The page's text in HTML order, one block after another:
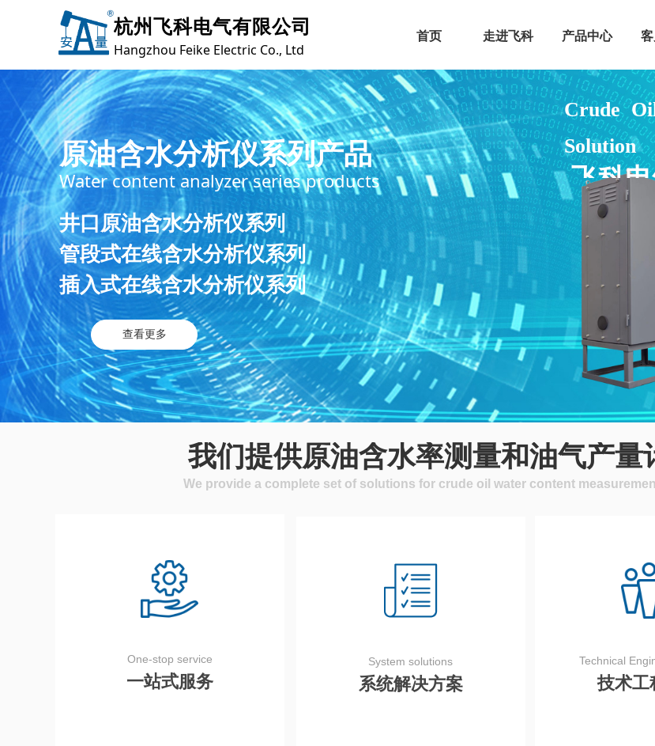
首页 走进飞科 产品中心
杭州飞科电气有限公司
Hangzhou Feike Electric Co., Ltd
飞科电气
杭州飞科电气有限公司成立于2005年，是一家国家高新技术企业。我们专注于油气开
产过程中的原油含水率在线测量，并在该技术领域拥有多项自主知识产权，是国内知名
油含水率在线分析产品生产制造供应厂家，同时也是中石油、中石化的入网优质供应商
们拥有完整、科学的研发和质量管理体系，公司的诚信、实力和产品质量获得业界的广
可。
查看更多
我们提供原油含水率测量和油气产量
一站式服务
One-stop service
系统解决方案
System solutions
技术工
Technical
We provide a complete set of solutions for crude oil water content